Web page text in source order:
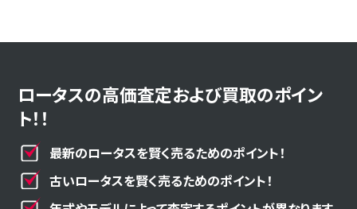
ロータスの高価査定および買取のポイン
ト！！
最新のロータスを賢く売るためのポイント！
古いロータスを賢く売るためのポイント！